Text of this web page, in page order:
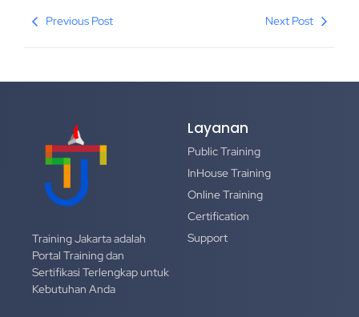
Previous Post Next Post
Training Jakarta adalah
Portal Training dan
Sertifikasi Terlengkap untuk
Kebutuhan Anda
Layanan
Public Training
InHouse Training
Online Training
Certification
Support